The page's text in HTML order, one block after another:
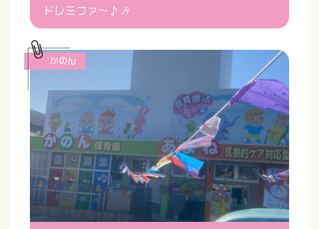
ドレミファ〜♪🎶
かのん